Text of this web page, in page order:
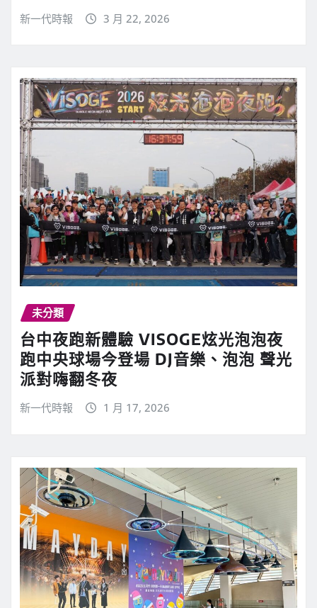
新一代時報 3 月 22, 2026
未分類
台中夜跑新體驗 VISOGE炫光泡泡夜
跑中央球場今登場 DJ音樂、泡泡 聲光
派對嗨翻冬夜
新一代時報 1 月 17, 2026